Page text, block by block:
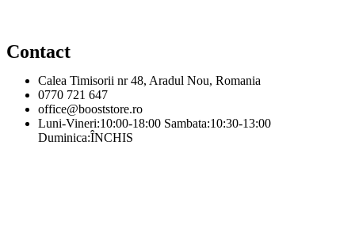
Contact
Calea Timisorii nr 48, Aradul Nou, Romania
0770 721 647
office@booststore.ro
Luni-Vineri:10:00-18:00 Sambata:10:30-13:00
Duminica:ÎNCHIS